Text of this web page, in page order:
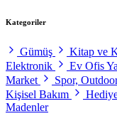
Kategoriler
Gümüş Kitap ve
Elektronik
Ev Ofis
Market
Spor,
Kişisel Bakım
Madenler